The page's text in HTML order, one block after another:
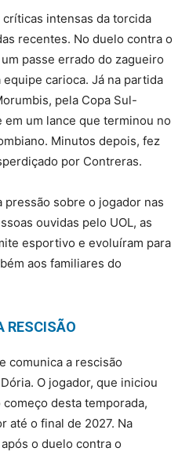
intensas da torcida
recentes. No duelo contra o
passe errado do zagueiro
carioca. Já na partida
pela Copa Sul-
um lance que terminou no
Minutos depois, fez
por Contreras.
pressão sobre o jogador nas
ouvidas pelo UOL, as
esportivo e evoluíram para
aos familiares do
RESCISÃO
comunica a rescisão
O jogador, que iniciou
desta temporada,
até o final de 2027. Na
o duelo contra o